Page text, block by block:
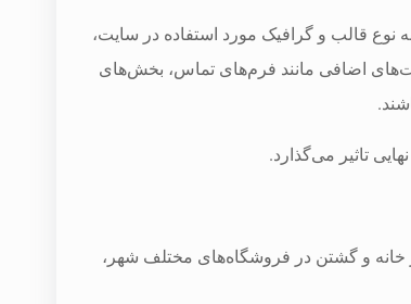
قالب و گرافیک مورد استفاده در سایت،
اضافی مانند فرم‌های تماس، بخش‌های
تاثیر می‌گذارد.
خانه و گشتن در فروشگاه‌های مختلف شهر،